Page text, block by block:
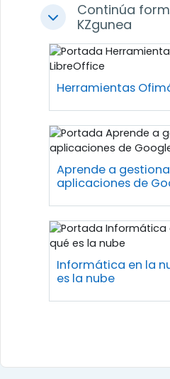
Colapsar
Continúa
KZgunea
Herramientas
Aprende a
aplicaciones de
Informática en la
es la nube